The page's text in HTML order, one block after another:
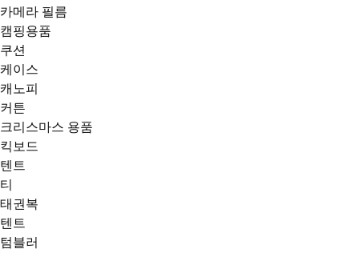
카메라 필름
캠핑용품
쿠션
케이스
캐노피
커튼
크리스마스 용품
킥보드
텐트
티
태권복
텐트
텀블러